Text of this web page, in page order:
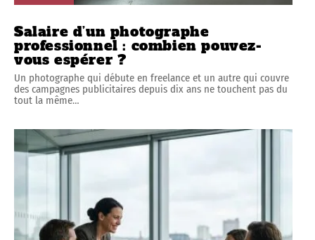
Salaire d’un photographe
professionnel : combien pouvez-
vous espérer ?
Un photographe qui débute en freelance et un autre qui couvre
des campagnes publicitaires depuis dix ans ne touchent pas du
tout la même…